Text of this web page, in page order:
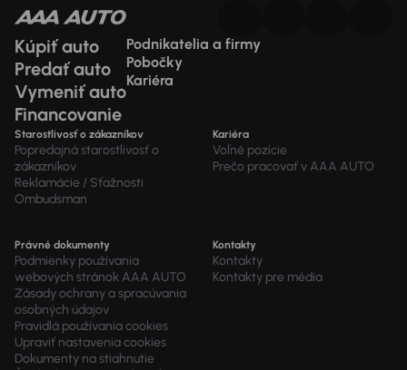
Kúpiť auto
Predať auto
Vymeniť auto
Financovanie
Podnikatelia a firmy
Pobočky
Kariéra
Starostlivosť o zákazníkov
Popredajná starostlivosť o
zákazníkov
Reklamácie / Sťažnosti
Ombudsman
Kariéra
Voľné pozície
Prečo pracovať v AAA AUTO
Právné dokumenty
Podmienky používania
webových stránok AAA AUTO
Zásady ochrany a spracúvania
osobných údajov
Pravidlá používania cookies
Upraviť nastavenia cookies
Dokumenty na stiahnutie
Kontakty
Kontakty
Kontakty pre média